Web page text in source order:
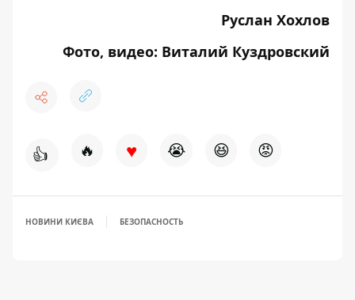
Руслан Хохлов
Фото, видео: Виталий Куздровский
👍 🔥 ♥ 😭 😆 😡
НОВИНИ КИЄВА БЕЗОПАСНОСТЬ